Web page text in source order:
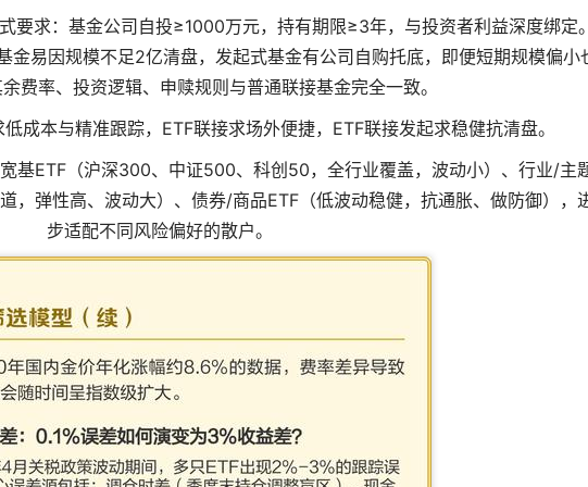
要求：基金公司自投≥1000万元，持有期限≥3年，与投资者利益深度绑定
易因规模不足2亿清盘，发起式基金有公司自购托底，即便短期规模偏小
费率、投资逻辑、申赎规则与普通联接基金完全一致。
成本与精准跟踪，ETF联接求场外便捷，ETF联接发起求稳健抗清盘。
基ETF（沪深300、中证500、科创50，全行业覆盖，波动小）、行业/主
，弹性高、波动大）、债券/商品ETF（低波动稳健，抗通胀、做防御），
步适配不同风险偏好的散户。